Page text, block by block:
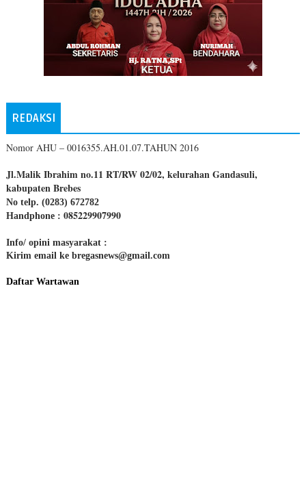
REDAKSI
Nomor AHU – 0016355.AH.01.07.TAHUN 2016
Jl.Malik Ibrahim no.11 RT/RW 02/02, kelurahan Gandasuli,
kabupaten Brebes
No telp. (0283) 672782
Handphone : 085229907990
Info/ opini masyarakat :
Kirim email ke bregasnews@gmail.com
Daftar Wartawan